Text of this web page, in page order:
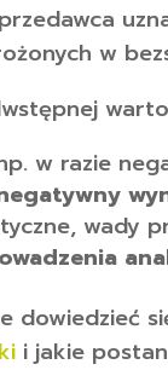
w
w razie
wady
dowiedzieć
i jakie